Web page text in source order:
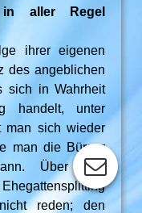
aller Regel
ihrer eigenen
des angeblichen
sich in Wahrheit
handelt, unter
man sich wieder
man die Bürger
Über den
reden; den